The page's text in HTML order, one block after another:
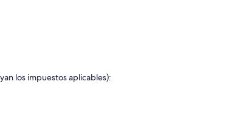
los impuestos aplicables):